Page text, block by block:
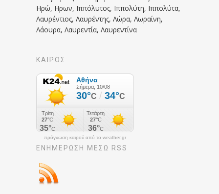
Ηρώ, Ηρων, Ιππόλυτος, Ιππολύτη, Ιππολύτα,
Λαυρέντιος, Λαυρέντης, Λώρα, Λωραίνη,
Λάουρα, Λαυρεντία, Λαυρεντίνα
ΚΑΙΡΟΣ
πρόγνωση καιρού από το weather.gr
ΕΝΗΜΈΡΩΣΉ ΜΕΣΩ RSS